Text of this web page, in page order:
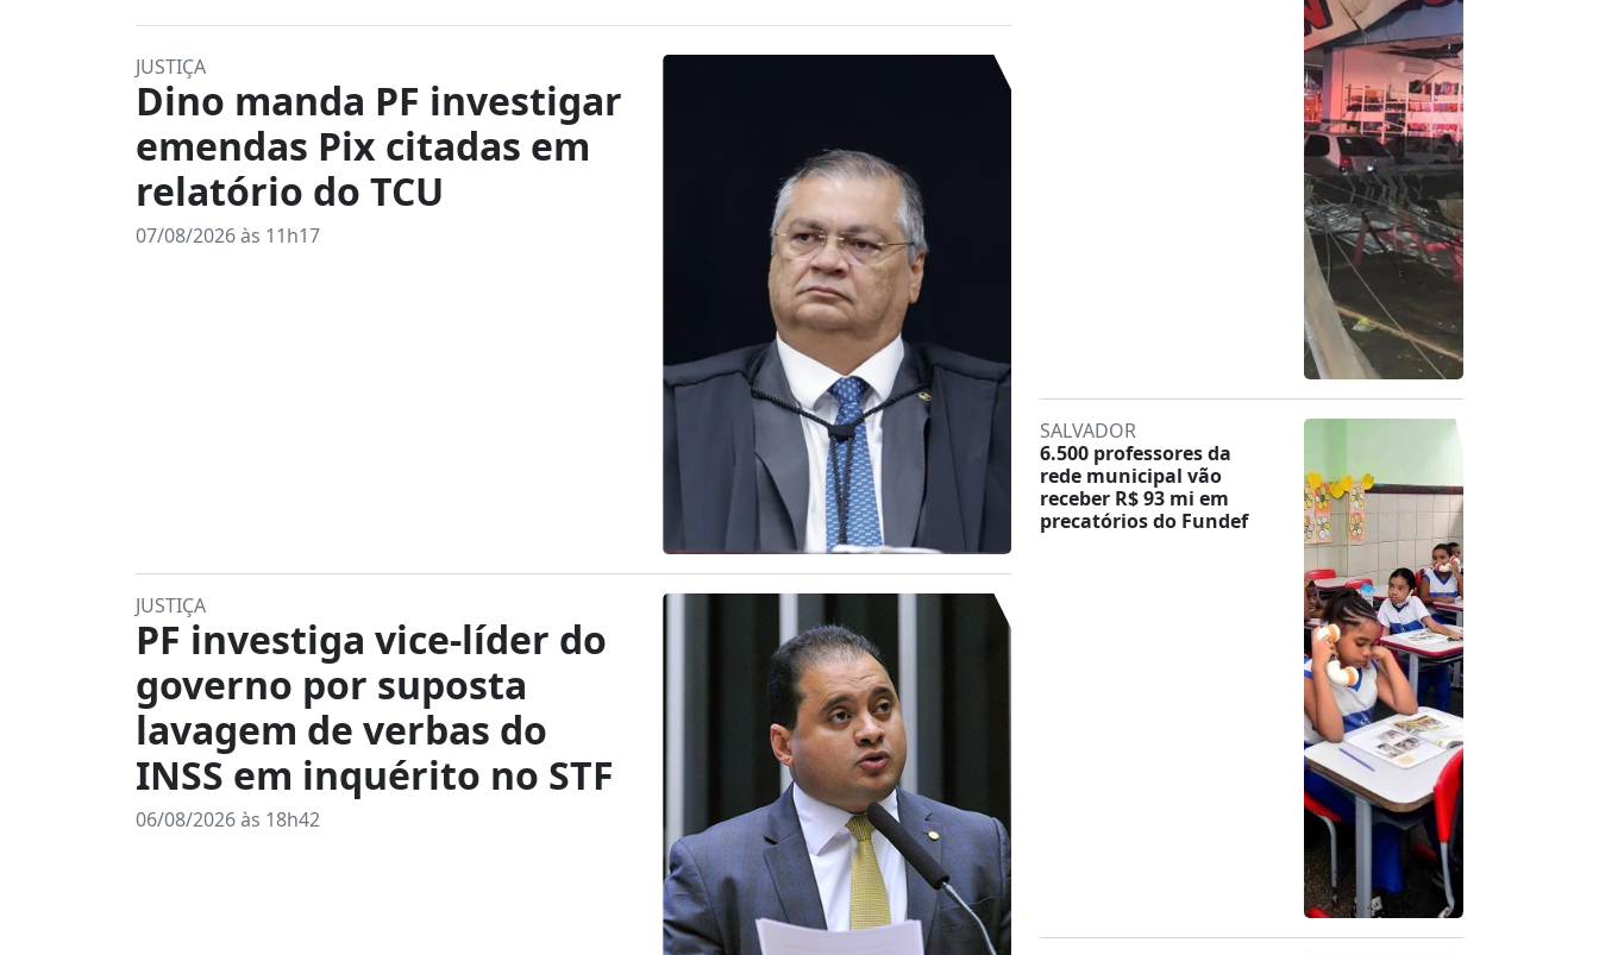
JUSTIÇA
Dino manda PF investigar
emendas Pix citadas em
relatório do TCU
07/08/2026 às 11h17
JUSTIÇA
PF investiga vice-líder do
governo por suposta
lavagem de verbas do
INSS em inquérito no STF
06/08/2026 às 18h42
SALVADOR
6.500 professores da
rede municipal vão
receber R$ 93 mi em
precatórios do Fundef